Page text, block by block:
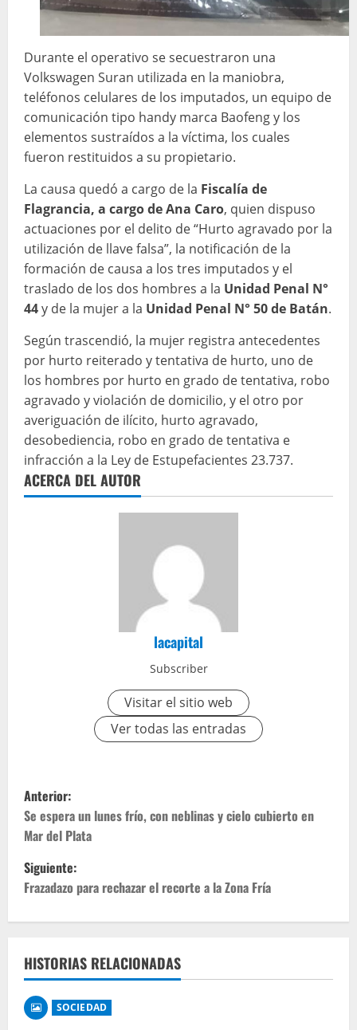
Durante el operativo se secuestraron una
Volkswagen Suran utilizada en la maniobra,
teléfonos celulares de los imputados, un equipo de
comunicación tipo handy marca Baofeng y los
elementos sustraídos a la víctima, los cuales
fueron restituidos a su propietario.
La causa quedó a cargo de la Fiscalía de
Flagrancia, a cargo de Ana Caro, quien dispuso
actuaciones por el delito de “Hurto agravado por la
utilización de llave falsa”, la notificación de la
formación de causa a los tres imputados y el
traslado de los dos hombres a la Unidad Penal N°
44y de la mujer a la Unidad Penal N° 50 de Batán.
Según trascendió, la mujer registra antecedentes
por hurto reiterado y tentativa de hurto, uno de
los hombres por hurto en grado de tentativa, robo
agravado y violación de domicilio, y el otro por
averiguación de ilícito, hurto agravado,
desobediencia, robo en grado de tentativa e
infracción a la Ley de Estupefacientes 23.737.
ACERCA DEL AUTOR
lacapital
Subscriber
Visitar el sitio web
Ver todas las entradas
Anterior:
Se espera un lunes frío, con neblinas y cielo cubierto en
Mar del Plata
Siguiente:
Frazadazo para rechazar el recorte a la Zona Fría
HISTORIAS RELACIONADAS
SOCIEDAD